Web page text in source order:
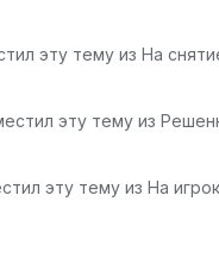
эту тему из На
эту тему из
эту тему из На